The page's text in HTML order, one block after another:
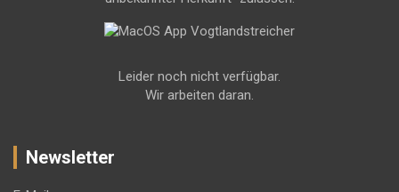
Leider noch nicht verfügbar.
Wir arbeiten daran.
Newsletter